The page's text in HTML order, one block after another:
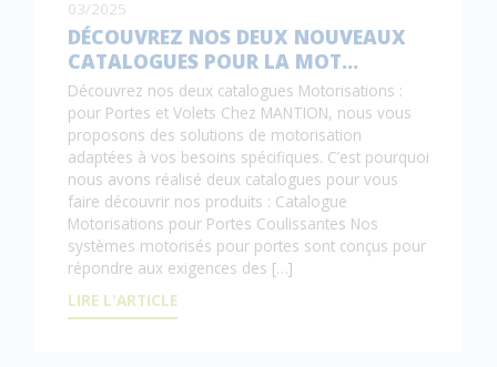
03/2025
DÉCOUVREZ NOS DEUX NOUVEAUX
CATALOGUES POUR LA MOT…
Découvrez nos deux catalogues Motorisations :
pour Portes et Volets Chez MANTION, nous vous
proposons des solutions de motorisation
adaptées à vos besoins spécifiques. C’est pourquoi
nous avons réalisé deux catalogues pour vous
faire découvrir nos produits : Catalogue
Motorisations pour Portes Coulissantes Nos
systèmes motorisés pour portes sont conçus pour
répondre aux exigences des […]
LIRE L'ARTICLE